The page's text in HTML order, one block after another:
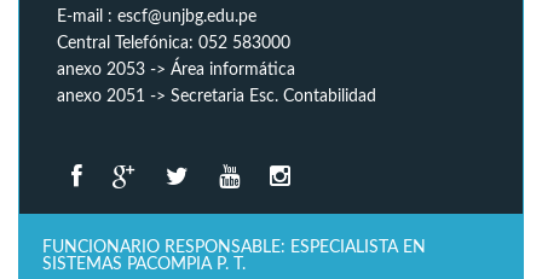
E-mail : escf@unjbg.edu.pe
Central Telefónica: 052 583000
anexo 2053 -> Área informática
anexo 2051 -> Secretaria Esc. Contabilidad
FUNCIONARIO RESPONSABLE: ESPECIALISTA EN
SISTEMAS PACOMPIA P. T.